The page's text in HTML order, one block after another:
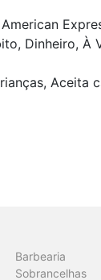
Dinheiro, À
Aceita
Barbearia
Sobrancelhas